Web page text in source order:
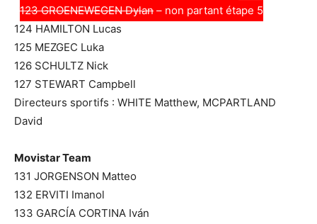
123 GROENEWEGEN Dylan – non partant étape 5
124 HAMILTON Lucas
125 MEZGEC Luka
126 SCHULTZ Nick
127 STEWART Campbell
Directeurs sportifs : WHITE Matthew, MCPARTLAND
David
Movistar Team
131 JORGENSON Matteo
132 ERVITI Imanol
133 GARCÍA CORTINA Iván